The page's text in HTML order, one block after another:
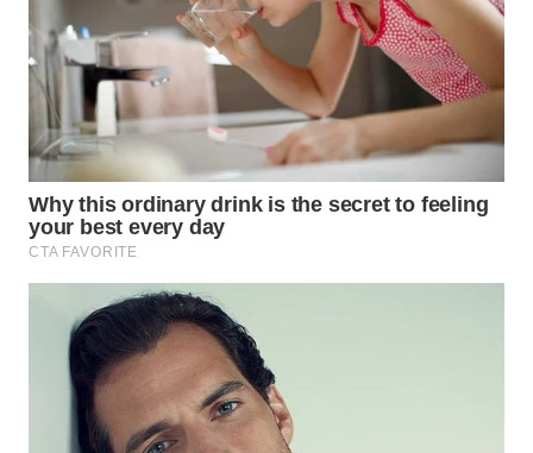
WN
KALTARA
WN
KALSEL
WN
KALTIM
SULSEL
WN
GORONTALO